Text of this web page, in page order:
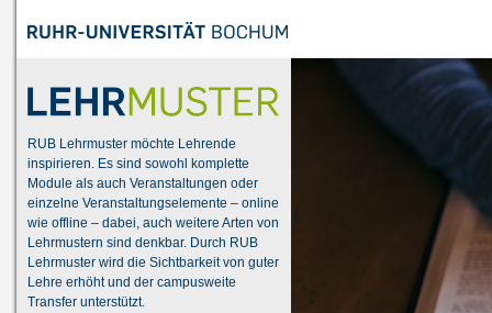
RUB Lehrmuster möchte Lehrende
inspirieren. Es sind sowohl komplette
Module als auch Veranstaltungen oder
einzelne Veranstaltungselemente – online
wie offline – dabei, auch weitere Arten von
Lehrmustern sind denkbar. Durch RUB
Lehrmuster wird die Sichtbarkeit von guter
Lehre erhöht und der campusweite
Transfer unterstützt.